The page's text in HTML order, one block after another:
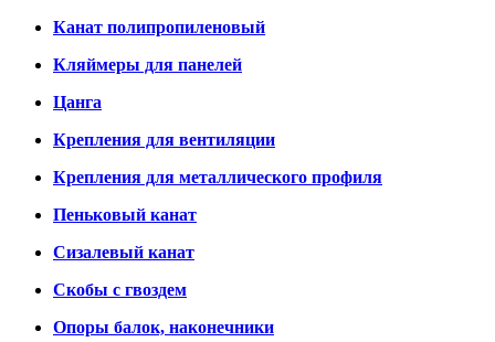
Канат полипропиленовый
Кляймеры для панелей
Цанга
Крепления для вентиляции
Крепления для металлического профиля
Пеньковый канат
Сизалевый канат
Скобы с гвоздем
Опоры балок, наконечники